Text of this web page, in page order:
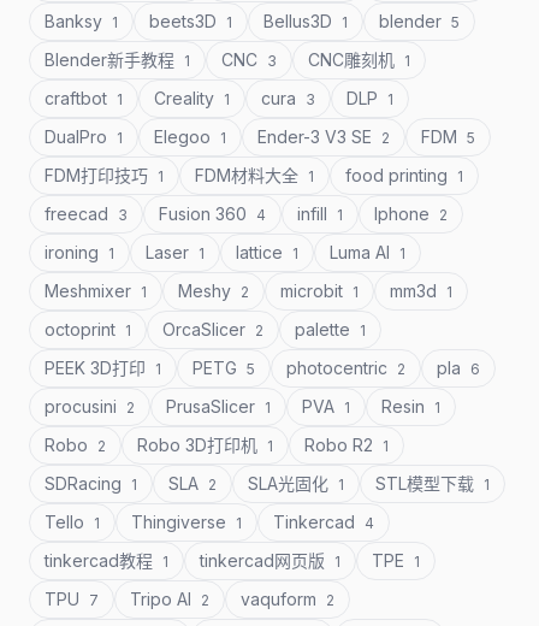
Banksy 1 beets3D 1 Bellus3D 1 blender 5
Blender新手教程 1 CNC 3 CNC雕刻机 1
craftbot 1 Creality 1 cura 3 DLP 1
DualPro 1 Elegoo 1 Ender-3 V3 SE 2 FDM 5
FDM打印技巧 1 FDM材料大全 1 food printing 1
freecad 3 Fusion 360 4 infill 1 Iphone 2
ironing 1 Laser 1 lattice 1 Luma AI 1
Meshmixer 1 Meshy 2 microbit 1 mm3d 1
octoprint 1 OrcaSlicer 2 palette 1
PEEK 3D打印 1 PETG 5 photocentric 2 pla 6
procusini 2 PrusaSlicer 1 PVA 1 Resin 1
Robo 2 Robo 3D打印机 1 Robo R2 1
SDRacing 1 SLA 2 SLA光固化 1 STL模型下载 1
Tello 1 Thingiverse 1 Tinkercad 4
tinkercad教程 1 tinkercad网页版 1 TPE 1
TPU 7 Tripo AI 2 vaquform 2